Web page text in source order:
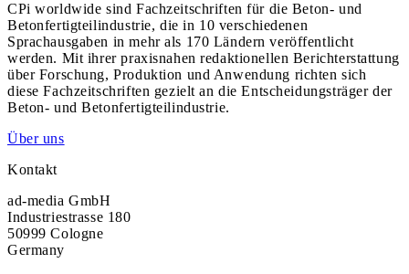
CPi worldwide sind Fachzeitschriften für die Beton- und
Betonfertigteilindustrie, die in 10 verschiedenen
Sprachausgaben in mehr als 170 Ländern veröffentlicht
werden. Mit ihrer praxisnahen redaktionellen Berichterstattung
über Forschung, Produktion und Anwendung richten sich
diese Fachzeitschriften gezielt an die Entscheidungsträger der
Beton- und Betonfertigteilindustrie.
Über uns
Kontakt
ad-media GmbH
Industriestrasse 180
50999 Cologne
Germany